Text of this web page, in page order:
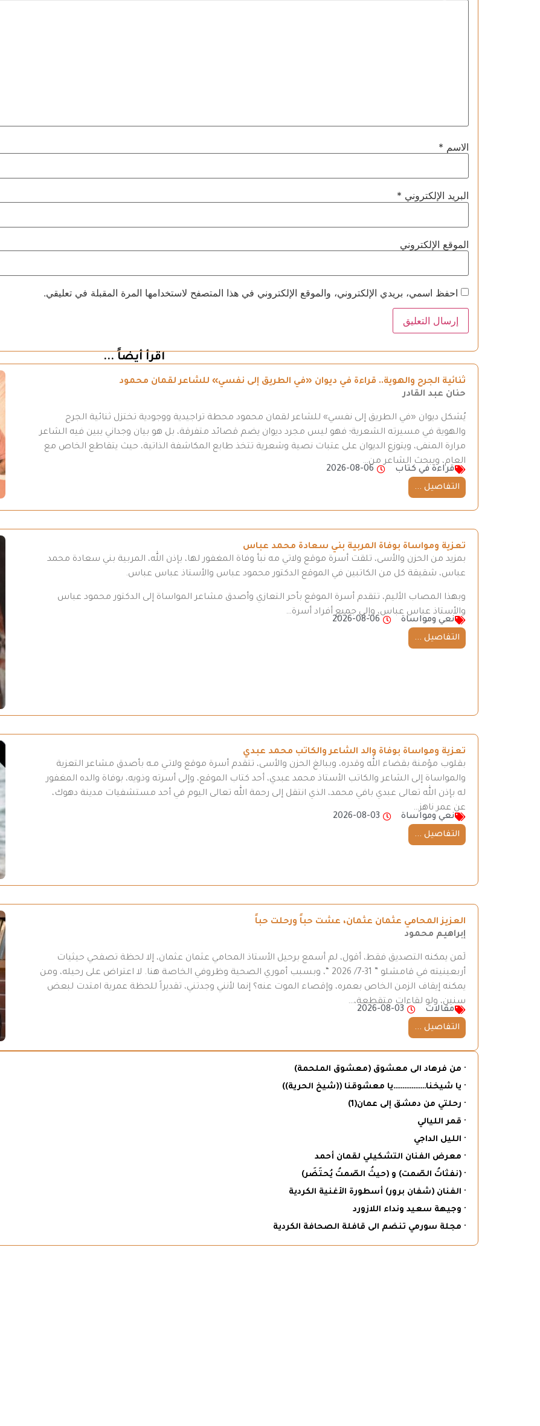
الاسم *
البريد الإلكتروني *
الموقع الإلكتروني
احفظ اسمي، بريدي الإلكتروني، والموقع الإلكتروني في هذا المتصفح لاستخدامها المرة المقبلة في تعليقي.
اقرأ أيضاً ...
ثنائية الجرح والهوية.. قراءة في ديوان «في الطريق إلى نفسي» للشاعر لقمان محمود
حنان عبد القادر
يُشكل ديوان «في الطريق إلى نفسي» للشاعر لقمان محمود محطة تراجيدية ووجودية تختزل ثنائية الجرح
والهوية في مسيرته الشعرية؛ فهو ليس مجرد ديوان يضم قصائد متفرقة، بل هو بيان وجداني يبين فيه الشاعر
مرارة المنفى، ويتوزع الديوان على عتبات نصية وشعرية تتخذ طابع المكاشفة الذاتية، حيث يتقاطع الخاص مع
العام، ويبحث الشاعر من…
قراءة في كتاب
2026-08-06
التفاصيل ...
تعزية ومواساة بوفاة المربية بني سعادة محمد عباس
بمزيد من الحزن والأسى، تلقت أسرة موقع ولاتي مه نبأ وفاة المغفور لها، بإذن الله، المربية بني سعادة محمد
عباس، شقيقة كل من الكاتبين في الموقع الدكتور محمود عباس والأستاذ عباس عباس.
وبهذا المصاب الأليم، تتقدم أسرة الموقع بأحر التعازي وأصدق مشاعر المواساة إلى الدكتور محمود عباس
والأستاذ عباس عباس، وإلى جميع أفراد أسرة…
نعي ومواساة
2026-08-06
التفاصيل ...
تعزية ومواساة بوفاة والد الشاعر والكاتب محمد عبدي
بقلوب مؤمنة بقضاء الله وقدره، وببالغ الحزن والأسى، تتقدم أسرة موقع ولاتـي مـه بأصدق مشاعر التعزية
والمواساة إلى الشاعر والكاتب الأستاذ محمد عبدي، أحد كتاب الموقع، وإلى أسرته وذويه، بوفاة والده المغفور
له بإذن الله تعالى عبدي بافي محمد، الذي انتقل إلى رحمة الله تعالى اليوم في أحد مستشفيات مدينة دهوك،
عن عمر ناهز…
نعي ومواساة
2026-08-03
التفاصيل ...
العزيز المحامي عثمان عثمان، عشت حباً ورحلت حباً
إبراهيم محمود
لَمن يمكنه التصديق فقط، أقول، لم أسمع برحيل الأستاذ المحامي عثمان عثمان، إلا لحظة تصفحي حيثيات
أربعينيته في قامشلو ” 31-7/ 2026 “، وبسبب أموري الصحية وظروفي الخاصة هنا. لا اعتراض على رحيله، ومن
يمكنه إيقاف الزمن الخاص بعمره، وإقصاء الموت عنه؟ إنما لأنني وجدتني، تقديراً للحظة عمرية امتدت لبعض
سنين، ولو لقاءات متقطعة،…
مقالات
2026-08-03
التفاصيل ...
· من فرهاد الى معشوق (معشوق الملحمة)
· يا شيخنا………………يا معشوقنا ((شيخ الحرية))
· رحلتي من دمشق إلى عمان(1)
· قمر الليالي
· الليل الداجي
· معرض الفنان التشكيلي لقمان أحمد
· (نفثاتُ الصّمت) و (حيثُ الصّمتُ يُحتَضَر)
· الفنان (شفان برور) أسطورة الأغنية الكردية
· وجيهة سعيد ونداء اللازورد
· مجلة سورمي تنضم الى قافلة الصحافة الكردية